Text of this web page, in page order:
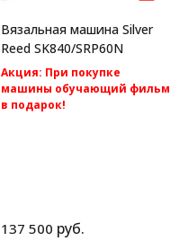
Вязальная машина Silver
Reed SK840/SRP60N
Акция: При покупке
машины обучающий фильм
в подарок!
137 500 руб.